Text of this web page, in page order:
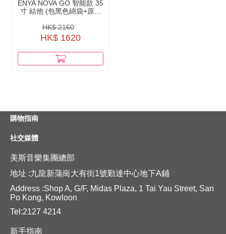
ENYA NOVA GO 智能款 35
寸 結他 (包黑色綿袋+原廠
HK$ 2160
HK$ 1620
購物指南
社交媒體
美斯音樂集團總部
地址 :九龍新蒲崗大有街1號勤達中心地下A鋪
Address :Shop A, G/F, Midas Plaza, 1 Tai Yau Street, San
Po Kong, Kowloon
Tel:2127 4214
新手指南